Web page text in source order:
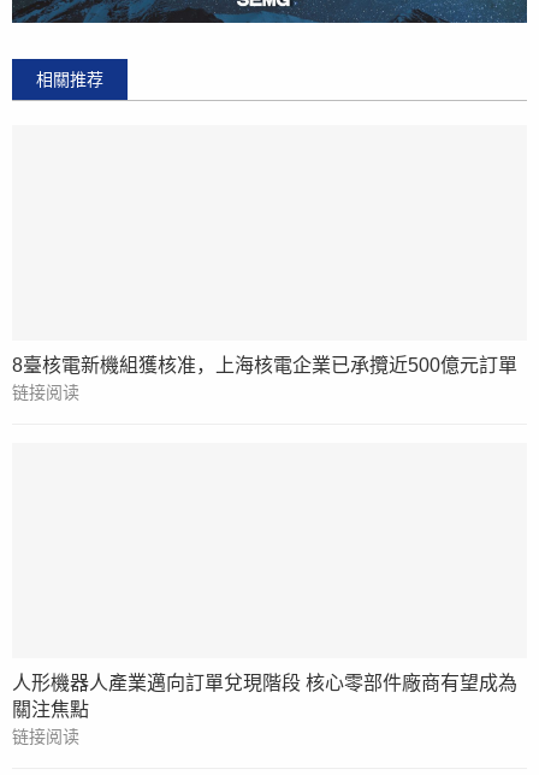
相關推荐
8臺核電新機組獲核准，上海核電企業已承攬近500億元訂單
链接阅读
人形機器人產業邁向訂單兌現階段 核心零部件廠商有望成為
關注焦點
链接阅读